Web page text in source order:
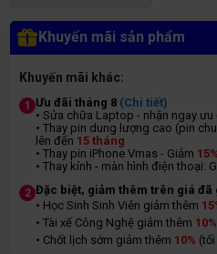
Khuyến mãi sản phẩm
Khuyến mãi khác:
1 Ưu đãi tháng 8 (Chi tiết)
• Sửa chữa Laptop - nhận ngay ưu
• Thay pin dung lượng cao (pin
lên đến 15 tháng
• Thay pin iPhone Vmas - Giảm
• Thay kính - màn hình điện thoại:
2 Đặc biệt, giảm thêm trên giá đã
• Học Sinh Sinh Viên giảm thêm
• Tài xế Công Nghệ giảm thêm 10%
• Chốt lịch sớm giảm thêm 10%